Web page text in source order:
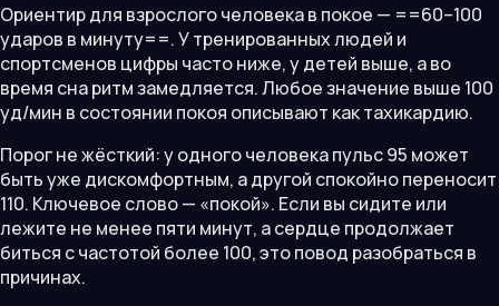
Ориентир для взрослого человека в покое — ==60–100
ударов в минуту==. У тренированных людей и
спортсменов цифры часто ниже, у детей выше, а во
время сна ритм замедляется. Любое значение выше 100
уд/мин в состоянии покоя описывают как тахикардию.
Порог не жёсткий: у одного человека пульс 95 может
быть уже дискомфортным, а другой спокойно переносит
110. Ключевое слово — «покой». Если вы сидите или
лежите не менее пяти минут, а сердце продолжает
биться с частотой более 100, это повод разобраться в
причинах.